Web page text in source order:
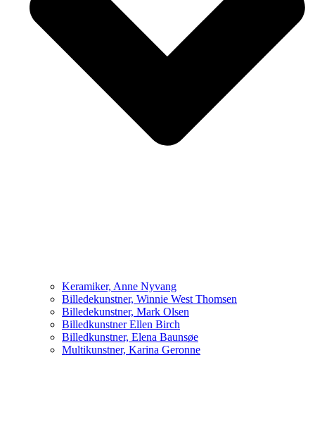
Keramiker, Anne Nyvang
Billedekunstner, Winnie West Thomsen
Billedekunstner, Mark Olsen
Billedkunstner Ellen Birch
Billedkunstner, Elena Baunsøe
Multikunstner, Karina Geronne